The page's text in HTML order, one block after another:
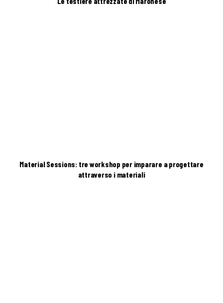
Material Sessions: tre workshop per imparare a progettare
attraverso i materiali